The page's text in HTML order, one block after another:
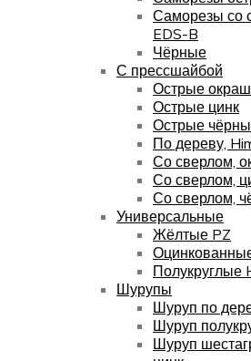
Саморезы со
EDS-B
Чёрные
С прессшайбой
Острые
Острые цинк
Острые
По дереву,
Со сверлом,
Со сверлом,
Со сверлом,
Универсальные
Жёлтые PZ
Полукруглые
Шурупы
Шуруп по
Шуруп
Шуруп